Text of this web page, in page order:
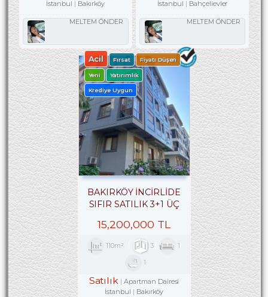
İstanbul
Bakırköy
MELTEM ÖNDER
İstanbul
Bahçelievler
MELTEM ÖNDER
Acil Fırsat Fiyatı Düşen
Yeni Yatırımlık
Krediye Uygun
BAKIRKÖY İNCİRLİDE
SIFIR SATILIK 3+1 ÜÇ
15,200,000 TL
110m² 3 1
1
Satılık
Apartman Dairesi
İstanbul
Bakırköy